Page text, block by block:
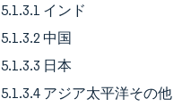
5.1.3.1 インド
5.1.3.2 中国
5.1.3.3 日本
5.1.3.4 アジア太平洋その他